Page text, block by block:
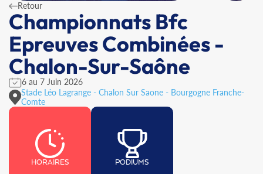
Retour
Championnats Bfc
Epreuves Combinées -
Chalon-Sur-Saône
6 au 7 Juin 2026
Stade Léo Lagrange - Chalon Sur Saone - Bourgogne Franche-
Comte
HORAIRES PODIUMS